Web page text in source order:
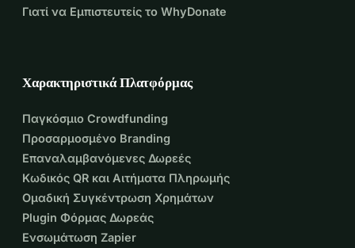
Γιατί να Εμπιστευτείς το WhyDonate
Χαρακτηριστικά Πλατφόρμας
Παγκόσμιο Crowdfunding
Προσαρμοσμένο Branding
Επαναλαμβανόμενες Δωρεές
Κωδικός QR και Αιτήματα Πληρωμής
Ομαδική Συγκέντρωση Χρημάτων
Plugin Φόρμας Δωρεάς
Ενσωμάτωση Zapier